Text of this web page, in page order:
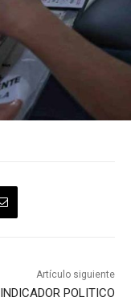
Artículo siguiente
INDICADOR POLITICO